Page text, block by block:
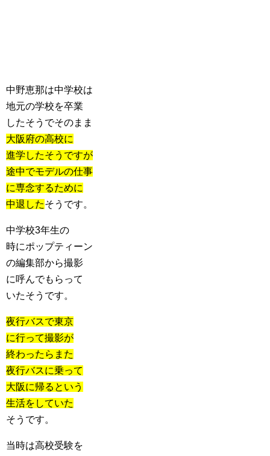
中野恵那は中学校は
地元の学校を卒業
したそうでそのまま
大阪府の高校に
進学したそうですが
途中でモデルの仕事
に専念するために
中退したそうです。
中学校3年生の
時にポップティーン
の編集部から撮影
に呼んでもらって
いたそうです。
夜行バスで東京
に行って撮影が
終わったらまた
夜行バスに乗って
大阪に帰るという
生活をしていた
そうです。
当時は高校受験を